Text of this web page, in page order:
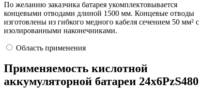
По желанию заказчика батарея укомплектовывается
концевыми отводами длиной 1500 мм. Концевые отводы
изготовлены из гибкого медного кабеля сечением 50 мм² с
изолированными наконечниками.
Область применения
Применяемость кислотной
аккумуляторной батареи 24х6PzS480